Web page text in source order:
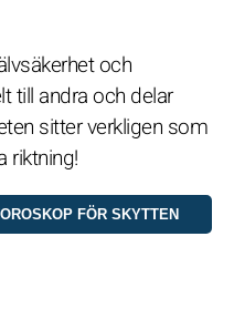
och
till andra och delar
sitter verkligen som
riktning!